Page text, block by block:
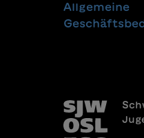
Allgemeine